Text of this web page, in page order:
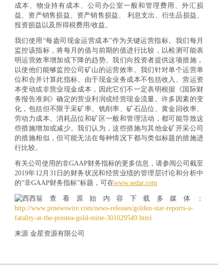
成本、物业持有成本、公司办公室一般和管理费用、外汇损
益、资产销售损益、资产销售损益、 利息支出、衍生品损益、
投资损益以及所得税费用/收益。
我们使用“每盎司现金运营成本”作为关键运营指标。我们每月
监控该指标，将每月的值与前期的值进行比较，以检测可能表
明运营效率增加或下降的趋势。我们向投资者提供这项措施，
以使他们能够监控公司矿山的运营效率。我们针对单个运营单
位和合并计算此指标。由于现金业务成本不包括收入、营运资
本变动或非营业现金成本，因此它们不一定表明根据《国际财
务报告准则》确定的营业利润或经营现金流量。许多因素的变
化，包括但不限于采矿率、铣削率、矿石品位、黄金回收率、
劳动力成本、消耗品位和矿区一般和管理活动，都可能导致这
些措施增加或减少。我们认为，这些措施与其他金矿开采公司
的措施相似，但可能无法在每种情况下都与类似标题的措施进
行比较。
有关公司使用的非GAAP财务指标的更多信息，请参阅公司截至
2019年12月31日的财务状况和经营业绩的管理层讨论和分析中
的“非GAAP财务指标”标题，可在www.sedar.com
查看原始内容下载多媒体：
http://www.prnewswire.com/news-releases/golden-star-reports-a-
fatality-at-the-prestea-gold-mine-301029549.html
来源 金星资源有限公司